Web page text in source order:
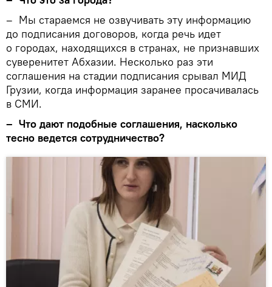
– Мы стараемся не озвучивать эту информацию
до подписания договоров, когда речь идет
о городах, находящихся в странах, не признавших
суверенитет Абхазии. Несколько раз эти
соглашения на стадии подписания срывал МИД
Грузии, когда информация заранее просачивалась
в СМИ.
– Что дают подобные соглашения, насколько
тесно ведется сотрудничество?